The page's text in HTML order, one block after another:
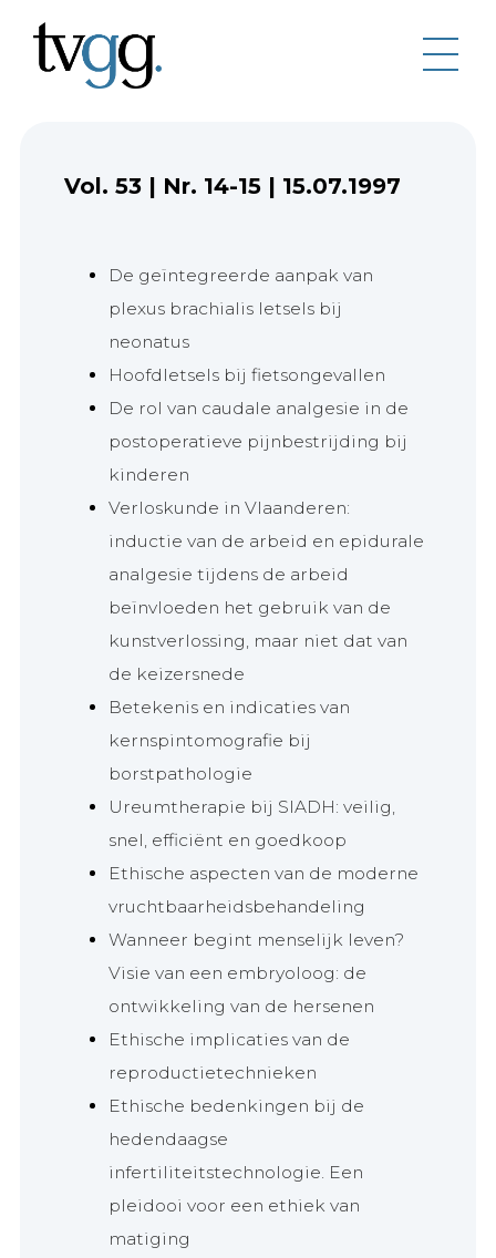
Vol. 53 | Nr. 14-15 | 15.07.1997
De geïntegreerde aanpak van
plexus brachialis letsels bij
neonatus
Hoofdletsels bij fietsongevallen
De rol van caudale analgesie in de
postoperatieve pijnbestrijding bij
kinderen
Verloskunde in Vlaanderen:
inductie van de arbeid en epidurale
analgesie tijdens de arbeid
beïnvloeden het gebruik van de
kunstverlossing, maar niet dat van
de keizersnede
Betekenis en indicaties van
kernspintomografie bij
borstpathologie
Ureumtherapie bij SIADH: veilig,
snel, efficiënt en goedkoop
Ethische aspecten van de moderne
vruchtbaarheidsbehandeling
Wanneer begint menselijk leven?
Visie van een embryoloog: de
ontwikkeling van de hersenen
Ethische implicaties van de
reproductietechnieken
Ethische bedenkingen bij de
hedendaagse
infertiliteitstechnologie. Een
pleidooi voor een ethiek van
matiging